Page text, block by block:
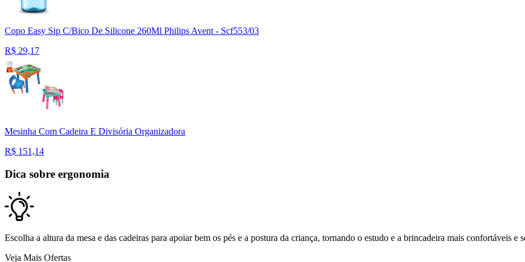
Copo Easy Sip C/Bico De Silicone 260Ml Philips Avent - Scf553/03
R$ 29,17
Mesinha Com Cadeira E Divisória Organizadora
R$ 151,14
Dica sobre ergonomia
Escolha a altura da mesa e das cadeiras para apoiar bem os pés e a postura da criança, tornando o estudo e a brincadeira mais confortáveis e
Veja Mais Ofertas